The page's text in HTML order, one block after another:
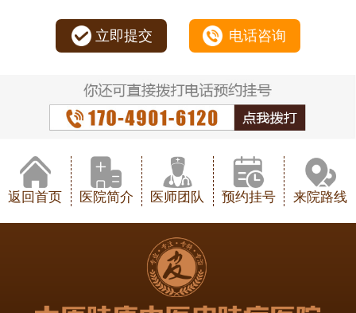
立即提交 电话咨询
返回首页 医院简介 医师团队 预约挂号 来院路线